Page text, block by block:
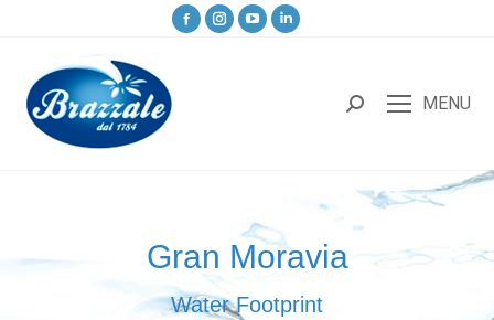
MENU
Gran Moravia
Water Footprint